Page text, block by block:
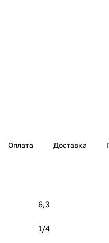
Оплата Доставка
6,3
1/4